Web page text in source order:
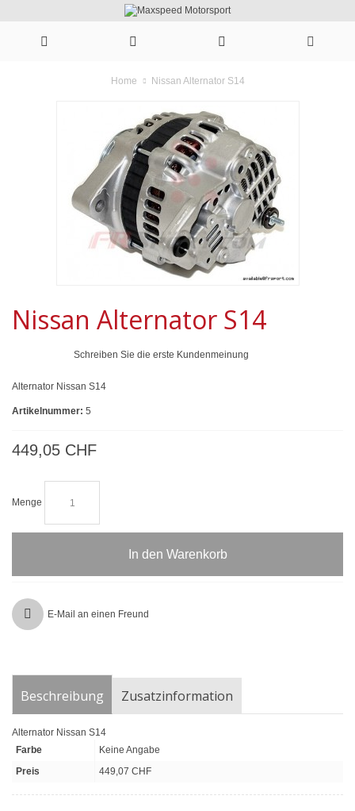
Home Nissan Alternator S14
Nissan Alternator S14
Schreiben Sie die erste Kundenmeinung
Alternator Nissan S14
Artikelnummer: 5
449,05 CHF
Menge
In den Warenkorb
E-Mail an einen Freund
Beschreibung Zusatzinformation
Alternator Nissan S14
Farbe
Keine Angabe
Preis
449,07 CHF